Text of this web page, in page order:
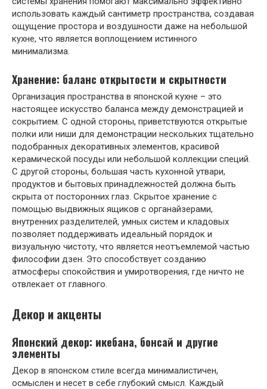
использовать каждый сантиметр пространства, создавая
ощущение простора и воздушности даже на небольшой
кухне, что является воплощением истинного
минимализма.
Хранение: баланс открытости и скрытности
Организация пространства в японской кухне – это
настоящее искусство баланса между демонстрацией и
сокрытием. С одной стороны, приветствуются открытые
полки или ниши для демонстрации нескольких тщательно
подобранных декоративных элементов, красивой
керамической посуды или небольшой коллекции специй.
С другой стороны, большая часть кухонной утвари,
продуктов и бытовых принадлежностей должна быть
скрыта от посторонних глаз. Скрытое хранение с
помощью выдвижных ящиков с органайзерами,
внутренних разделителей, умных систем и кладовых
позволяет поддерживать идеальный порядок и
визуальную чистоту, что является неотъемлемой частью
философии дзен. Это способствует созданию
атмосферы спокойствия и умиротворения, где ничто не
отвлекает от главного.
Декор и акценты
Японский декор: икебана, бонсай и другие
элементы
Декор в японском стиле всегда минималистичен,
осмыслен и несет в себе глубокий смысл. Каждый